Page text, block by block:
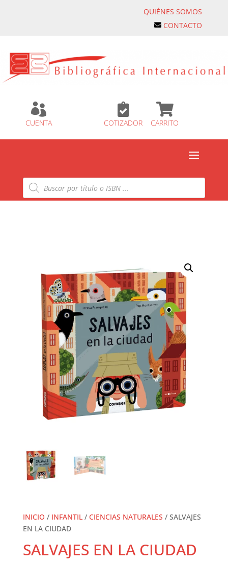
QUIÉNES SOMOS
CONTACTO

CUENTA

COTIZADOR

CARRITO
Búsqueda
de
productos
INICIO / INFANTIL/ CIENCIAS NATURALES / SALVAJES
EN LA CIUDAD
SALVAJES EN LA CIUDAD